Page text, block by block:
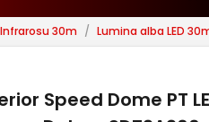
Infrarosu 30m / Lumina alba LED
Speed Dome PT